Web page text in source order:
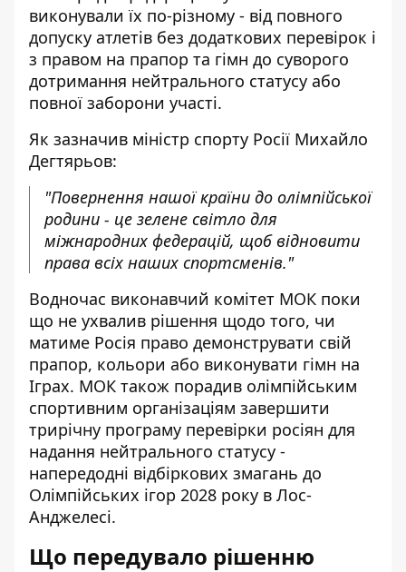
виконували їх по-різному - від повного
допуску атлетів без додаткових перевірок і
з правом на прапор та гімн до суворого
дотримання нейтрального статусу або
повної заборони участі.
Як зазначив міністр спорту Росії Михайло
Дегтярьов:
"Повернення нашої країни до олімпійської
родини - це зелене світло для
міжнародних федерацій, щоб відновити
права всіх наших спортсменів."
Водночас виконавчий комітет МОК поки
що не ухвалив рішення щодо того, чи
матиме Росія право демонструвати свій
прапор, кольори або виконувати гімн на
Іграх. МОК також порадив олімпійським
спортивним організаціям завершити
трирічну програму перевірки росіян для
надання нейтрального статусу -
напередодні відбіркових змагань до
Олімпійських ігор 2028 року в Лос-
Анджелесі.
Що передувало рішенню